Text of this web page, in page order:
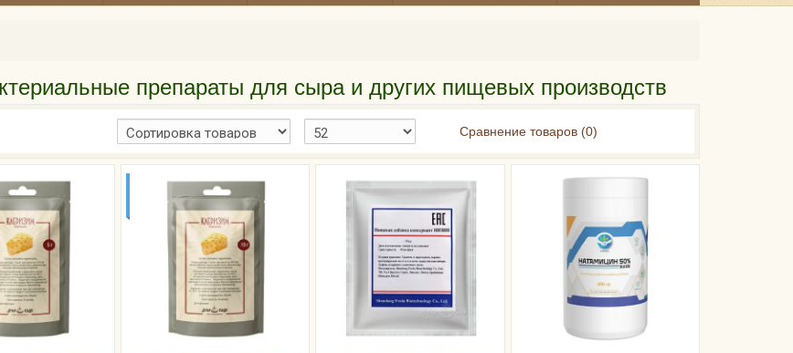
препараты для сыра и других пищевых производств
Сравнение товаров (0)
НА 300-500
ЛИТРОВ
МОЛОКА